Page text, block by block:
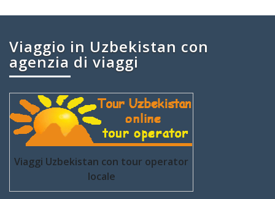
Viaggio in Uzbekistan con
agenzia di viaggi
Viaggi Uzbekistan con tour operator
locale